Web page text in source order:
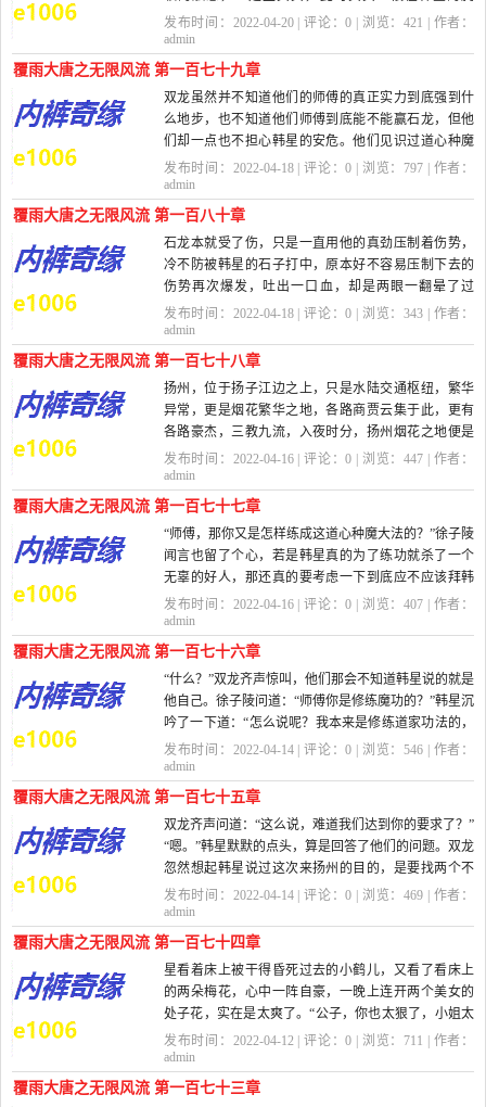
前，一双小手环抱...
发布时间：2022-04-20 | 评论：0 | 浏览：421 | 作者：
admin
覆雨大唐之无限风流 第一百七十九章
双龙虽然并不知道他们的师傅的真正实力到底强到什
么地步，也不知道他们师傅到底能不能赢石龙，但他
们却一点也不担心韩星的安危。他们见识过道心种魔
大法的...
发布时间：2022-04-18 | 评论：0 | 浏览： 797 | 作者：
admin
覆雨大唐之无限风流 第一百八十章
石龙本就受了伤，只是一直用他的真劲压制着伤势，
冷不防被韩星的石子打中，原本好不容易压制下去的
伤势再次爆发，吐出一口血，却是两眼一翻晕了过
去，周围的弟子立...
发布时间：2022-04-18 | 评论：0 | 浏览：343 | 作者：
admin
覆雨大唐之无限风流 第一百七十八章
扬州，位于扬子江边之上，只是水陆交通枢纽，繁华
异常，更是烟花繁华之地，各路商贾云集于此，更有
各路豪杰，三教九流，入夜时分，扬州烟花之地便是
笙歌渺渺，华舟点点，只是...
发布时间：2022-04-16 | 评论：0 | 浏览：447 | 作者：
admin
覆雨大唐之无限风流 第一百七十七章
“师傅，那你又是怎样练成这道心种魔大法的？”徐子陵
闻言也留了个心，若是韩星真的为了练功就杀了一个
无辜的好人，那还真的要考虑一下到底应不应该拜韩
星为师...
发布时间：2022-04-16 | 评论：0 | 浏览：407 | 作者：
admin
覆雨大唐之无限风流 第一百七十六章
“什么？”双龙齐声惊叫，他们那会不知道韩星说的就是
他自己。徐子陵问道：“师傅你是修练魔功的？”韩星沉
吟了一下道：“怎么说呢？我本来是修练道家功法的，
只不过...
发布时间：2022-04-14 | 评论：0 | 浏览：546 | 作者：
admin
覆雨大唐之无限风流 第一百七十五章
双龙齐声问道：“这么说，难道我们达到你的要求了？”
“嗯。”韩星默默的点头，算是回答了他们的问题。双龙
忽然想起韩星说过这次来扬州的目的，是要找两个不
出世...
发布时间：2022-04-14 | 评论：0 | 浏览：469 | 作者：
admin
覆雨大唐之无限风流 第一百七十四章
星看着床上被干得昏死过去的小鹤儿，又看了看床上
的两朵梅花，心中一阵自豪，一晚上连开两个美女的
处子花，实在是太爽了。“公子，你也太狠了，小姐太
还是第一次，你...
发布时间：2022-04-12 | 评论：0 | 浏览： 711 | 作者：
admin
覆雨大唐之无限风流 第一百七十三章